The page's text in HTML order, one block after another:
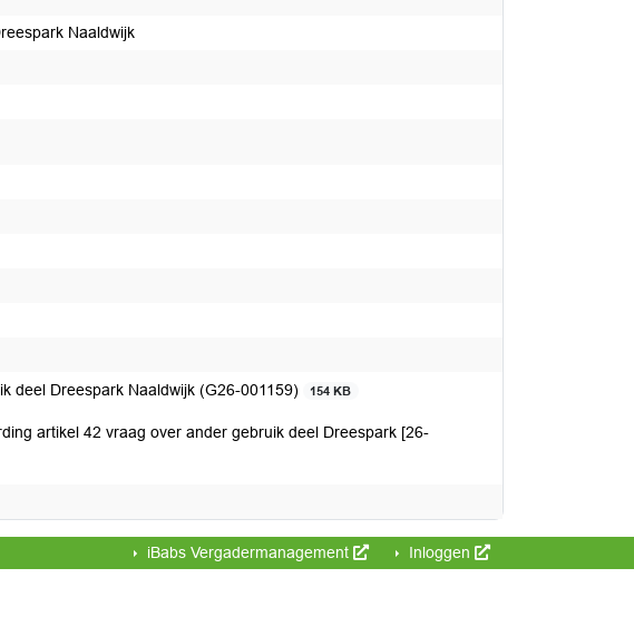
Naaldwijk
deel Dreespark Naaldwijk (G26-001159) 154 KB
artikel 42 vraag over ander gebruik deel Dreespark [26-
iBabs Vergadermanagement Inloggen